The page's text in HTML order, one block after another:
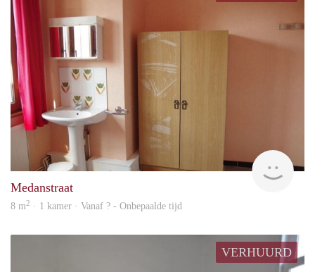
Medanstraat
8 m2 · 1 kamer · Vanaf ? - Onbepaalde tijd
VERHUURD